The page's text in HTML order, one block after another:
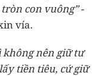
con vuông”-
vía.
nên giữ tư
tiền tiêu, cứ giữ